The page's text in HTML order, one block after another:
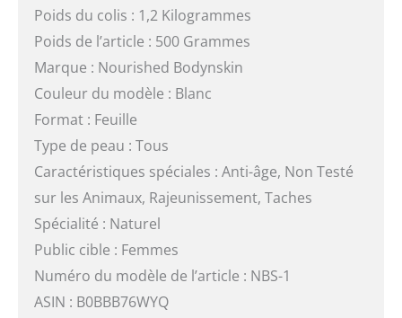
Poids du colis : 1,2 Kilogrammes
Poids de l’article : 500 Grammes
Marque : Nourished Bodynskin
Couleur du modèle : Blanc
Format : Feuille
Type de peau : Tous
Caractéristiques spéciales : Anti-âge, Non Testé
sur les Animaux, Rajeunissement, Taches
Spécialité : Naturel
Public cible : Femmes
Numéro du modèle de l’article : NBS-1
ASIN : B0BBB76WYQ